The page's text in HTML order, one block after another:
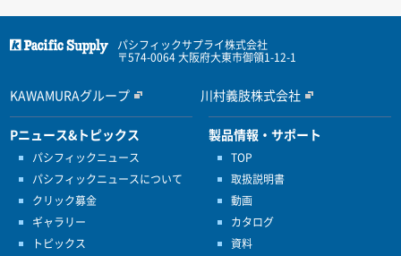
パシフィックサプライ株式会社
〒574-0064 大阪府大東市御領1-12-1
KAWAMURAグループ 川村義肢株式会社
Pニュース&トピックス
パシフィックニュース
パシフィックニュースについて
クリック募金
ギャラリー
トピックス
製品情報・サポート
TOP
取扱説明書
動画
カタログ
資料